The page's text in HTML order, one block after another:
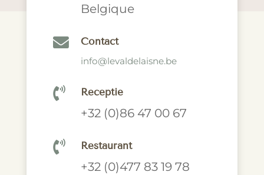
Belgique
 Contact
info@levaldelaisne.be
 Receptie
+32 (0)86 47 00 67
 Restaurant
+32 (0)477 83 19 78